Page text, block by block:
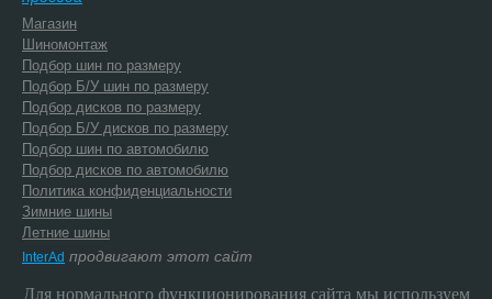
Магазин
Шиномонтаж
Подбор шин по размеру
Подбор Б/У шин по размеру
Подбор дисков по размеру
Подбор Б/У дисков по размеру
Подбор шин по автомобилю
Подбор дисков по автомобилю
Политика конфиденциальности
Зимние шины
Летние шины
InterAd продвигают этот сайт
Для нормального функционирования сайта мы используем